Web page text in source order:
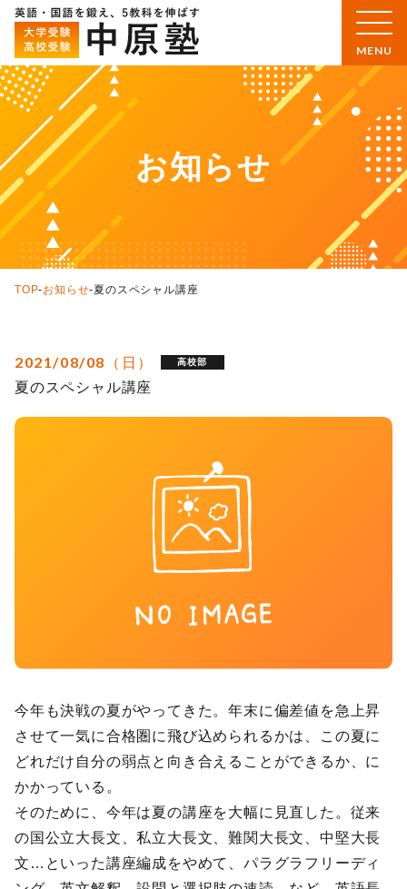
お知らせ
TOP-お知らせ-夏のスペシャル講座
2021/08/08（日） 高校部
夏のスペシャル講座
今年も決戦の夏がやってきた。年末に偏差値を急上昇
させて一気に合格圏に飛び込められるかは、この夏に
どれだけ自分の弱点と向き合えることができるか、に
かかっている。
そのために、今年は夏の講座を大幅に見直した。従来
の国公立大長文、私立大長文、難関大長文、中堅大長
文…といった講座編成をやめて、パラグラフリーディ